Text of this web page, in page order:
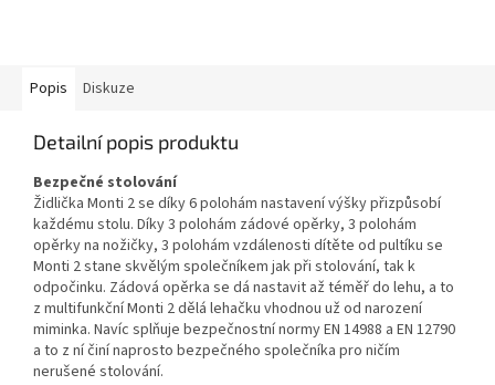
Popis Diskuze
Detailní popis produktu
Bezpečné stolování
Židlička Monti 2 se díky 6 polohám nastavení výšky přizpůsobí
každému stolu. Díky 3 polohám zádové opěrky, 3 polohám
opěrky na nožičky, 3 polohám vzdálenosti dítěte od pultíku se
Monti 2 stane skvělým společníkem jak při stolování, tak k
odpočinku. Zádová opěrka se dá nastavit až téměř do lehu, a to
z multifunkční Monti 2 dělá lehačku vhodnou už od narození
miminka. Navíc splňuje bezpečnostní normy EN 14988 a EN 12790
a to z ní činí naprosto bezpečného společníka pro ničím
nerušené stolování.